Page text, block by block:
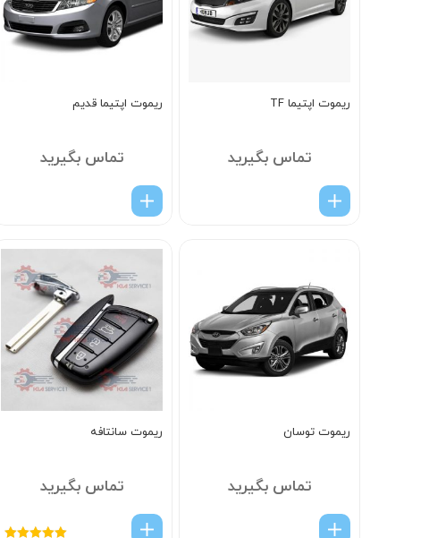
ریموت اپتیما TF
تماس بگیرید
ریموت اپتیما قدیم
تماس بگیرید
ریموت توسان
تماس بگیرید
ریموت سانتافه
تماس بگیرید